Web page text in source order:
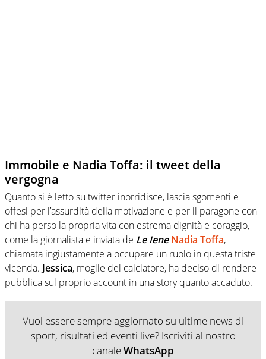
Immobile e Nadia Toffa: il tweet della
vergogna
Quanto si è letto su twitter inorridisce, lascia sgomenti e
offesi per l’assurdità della motivazione e per il paragone con
chi ha perso la propria vita con estrema dignità e coraggio,
come la giornalista e inviata de Le Iene Nadia Toffa,
chiamata ingiustamente a occupare un ruolo in questa triste
vicenda. Jessica, moglie del calciatore, ha deciso di rendere
pubblica sul proprio account in una story quanto accaduto.
Vuoi essere sempre aggiornato su ultime news di
sport, risultati ed eventi live? Iscriviti al nostro
canaleWhatsApp